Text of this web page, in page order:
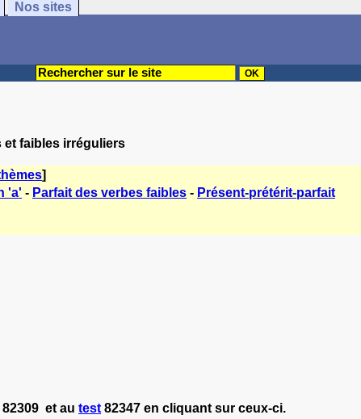
Nos sites
et faibles irréguliers
]
'a' - Parfait des verbes faibles - Présent-prétérit-parfait
82309 et au test 82347 en cliquant sur ceux-ci.